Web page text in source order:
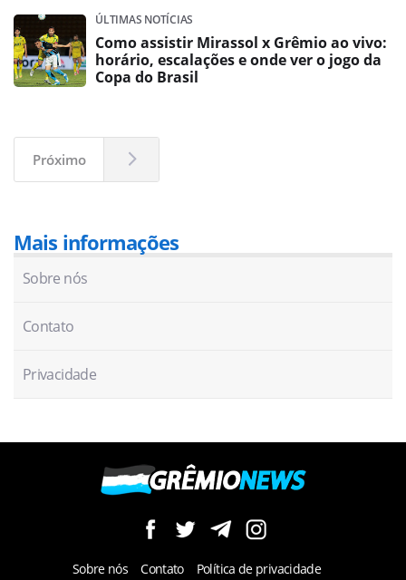
ÚLTIMAS NOTÍCIAS
Como assistir Mirassol x Grêmio ao vivo:
horário, escalações e onde ver o jogo da
Copa do Brasil
Próximo
Mais informações
Sobre nós
Contato
Privacidade
Sobre nós Contato Política de privacidade